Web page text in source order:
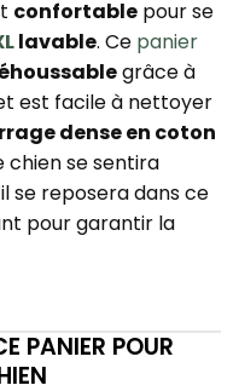
confortable pour se
lavable. Ce panier
grâce à
est facile à nettoyer
dense en coton
chien se sentira
se reposera dans ce
pour garantir la
PANIER POUR